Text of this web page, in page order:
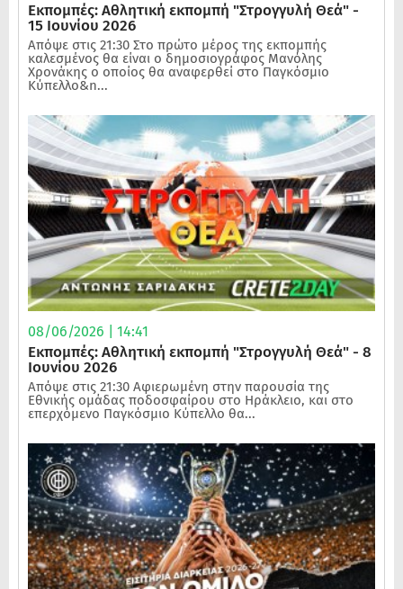
Εκπομπές: Αθλητική εκπομπή "Στρογγυλή Θεά" -
15 Ιουνίου 2026
Απόψε στις 21:30 Στο πρώτο μέρος της εκπομπής
καλεσμένος θα είναι ο δημοσιογράφος Μανόλης
Χρονάκης ο οποίος θα αναφερθεί στο Παγκόσμιο
Κύπελλο&n...
08/06/2026 | 14:41
Εκπομπές: Αθλητική εκπομπή "Στρογγυλή Θεά" - 8
Ιουνίου 2026
Απόψε στις 21:30 Αφιερωμένη στην παρουσία της
Εθνικής ομάδας ποδοσφαίρου στο Ηράκλειο, και στο
επερχόμενο Παγκόσμιο Κύπελλο θα...